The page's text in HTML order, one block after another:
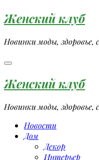
Перейти
к
содержимому
Женский клуб
Новинки моды,
Женский клуб
Новинки моды,
Новости
Дом
Декор
Интерьер